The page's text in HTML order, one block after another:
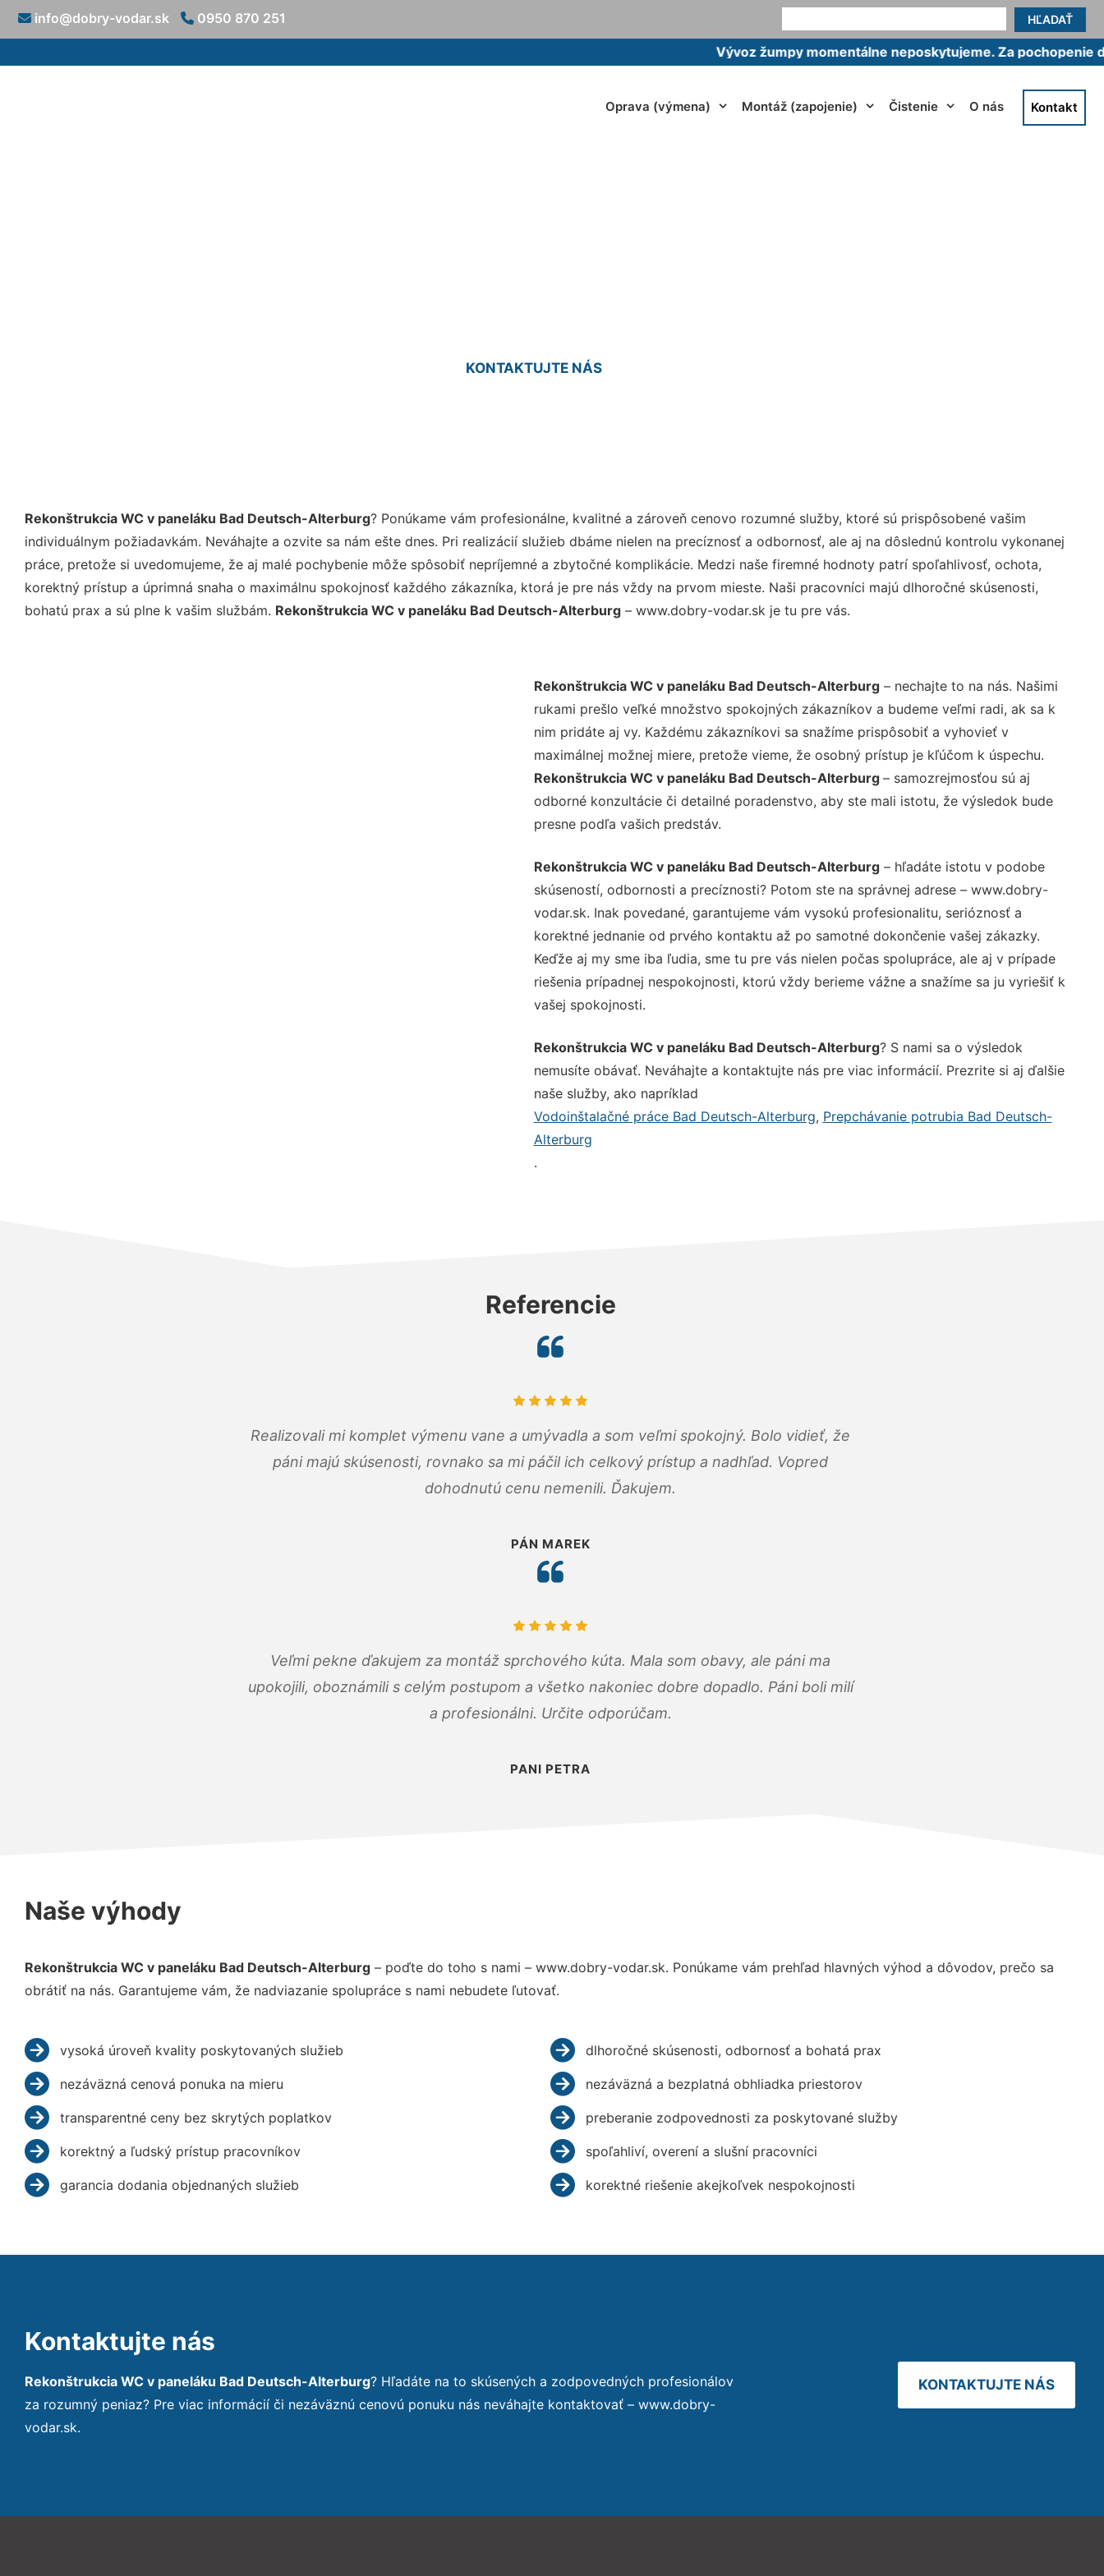
HĽADAŤ
info@dobry-vodar.sk 0950 870 251
Vývoz žumpy momentálne neposkytujeme. Za pochopenie
Oprava (výmena) Montáž (zapojenie) Čistenie O nás Kontakt
KONTAKTUJTE NÁS
Rekonštrukcia WC v paneláku Bad Deutsch-Alterburg? Ponúkame vám profesionálne, kvalitné a zároveň cenovo rozumné služby, ktoré sú prispôsobené vašim
individuálnym požiadavkám. Neváhajte a ozvite sa nám ešte dnes. Pri realizácií služieb dbáme nielen na precíznosť a odbornosť, ale aj na dôslednú kontrolu vykonanej
práce, pretože si uvedomujeme, že aj malé pochybenie môže spôsobiť nepríjemné a zbytočné komplikácie. Medzi naše firemné hodnoty patrí spoľahlivosť, ochota,
korektný prístup a úprimná snaha o maximálnu spokojnosť každého zákazníka, ktorá je pre nás vždy na prvom mieste. Naši pracovníci majú dlhoročné skúsenosti,
bohatú prax a sú plne k vašim službám. Rekonštrukcia WC v paneláku Bad Deutsch-Alterburg – www.dobry-vodar.sk je tu pre vás.
Rekonštrukcia WC v paneláku Bad Deutsch-Alterburg– nechajte to na nás. Našimi
rukami prešlo veľké množstvo spokojných zákazníkov a budeme veľmi radi, ak sa k
nim pridáte aj vy. Každému zákazníkovi sa snažíme prispôsobiť a vyhovieť v
maximálnej možnej miere, pretože vieme, že osobný prístup je kľúčom k úspechu.
Rekonštrukcia WC v paneláku Bad Deutsch-Alterburg – samozrejmosťou sú aj
odborné konzultácie či detailné poradenstvo, aby ste mali istotu, že výsledok bude
presne podľa vašich predstáv.
Rekonštrukcia WC v paneláku Bad Deutsch-Alterburg– hľadáte istotu v podobe
skúseností, odbornosti a precíznosti? Potom ste na správnej adrese – www.dobry-
vodar.sk. Inak povedané, garantujeme vám vysokú profesionalitu, serióznosť a
korektné jednanie od prvého kontaktu až po samotné dokončenie vašej zákazky.
Keďže aj my sme iba ľudia, sme tu pre vás nielen počas spolupráce, ale aj v prípade
riešenia prípadnej nespokojnosti, ktorú vždy berieme vážne a snažíme sa ju vyriešiť k
vašej spokojnosti.
Rekonštrukcia WC v paneláku Bad Deutsch-Alterburg? S nami sa o výsledok
nemusíte obávať. Neváhajte a kontaktujte nás pre viac informácií. Prezrite si aj ďalšie
naše služby, ako napríklad
Vodoinštalačné práce Bad Deutsch-Alterburg, Prepchávanie potrubia Bad Deutsch-
Alterburg
.
Referencie
Realizovali mi komplet výmenu vane a umývadla a som veľmi spokojný. Bolo vidieť, že
páni majú skúsenosti, rovnako sa mi páčil ich celkový prístup a nadhľad. Vopred
dohodnutú cenu nemenili. Ďakujem.
PÁN MAREK
Veľmi pekne ďakujem za montáž sprchového kúta. Mala som obavy, ale páni ma
upokojili, oboznámili s celým postupom a všetko nakoniec dobre dopadlo. Páni boli milí
a profesionálni. Určite odporúčam.
PANI PETRA
Naše výhody
Rekonštrukcia WC v paneláku Bad Deutsch-Alterburg – poďte do toho s nami – www.dobry-vodar.sk. Ponúkame vám prehľad hlavných výhod a dôvodov, prečo sa
obrátiť na nás. Garantujeme vám, že nadviazanie spolupráce s nami nebudete ľutovať.
vysoká úroveň kvality poskytovaných služieb
nezáväzná cenová ponuka na mieru
transparentné ceny bez skrytých poplatkov
korektný a ľudský prístup pracovníkov
garancia dodania objednaných služieb
dlhoročné skúsenosti, odbornosť a bohatá prax
nezáväzná a bezplatná obhliadka priestorov
preberanie zodpovednosti za poskytované služby
spoľahliví, overení a slušní pracovníci
korektné riešenie akejkoľvek nespokojnosti
Kontaktujte nás
Rekonštrukcia WC v paneláku Bad Deutsch-Alterburg? Hľadáte na to skúsených a zodpovedných profesionálov
za rozumný peniaz? Pre viac informácií či nezáväznú cenovú ponuku nás neváhajte kontaktovať – www.dobry-
vodar.sk.
KONTAKTUJTE NÁS